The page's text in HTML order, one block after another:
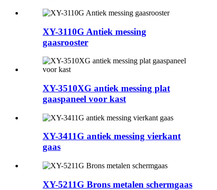
XY-3110G Antiek messing
gaasrooster
XY-3510XG antiek messing plat
gaaspaneel voor kast
XY-3411G antiek messing vierkant
gaas
XY-5211G Brons metalen schermgaas